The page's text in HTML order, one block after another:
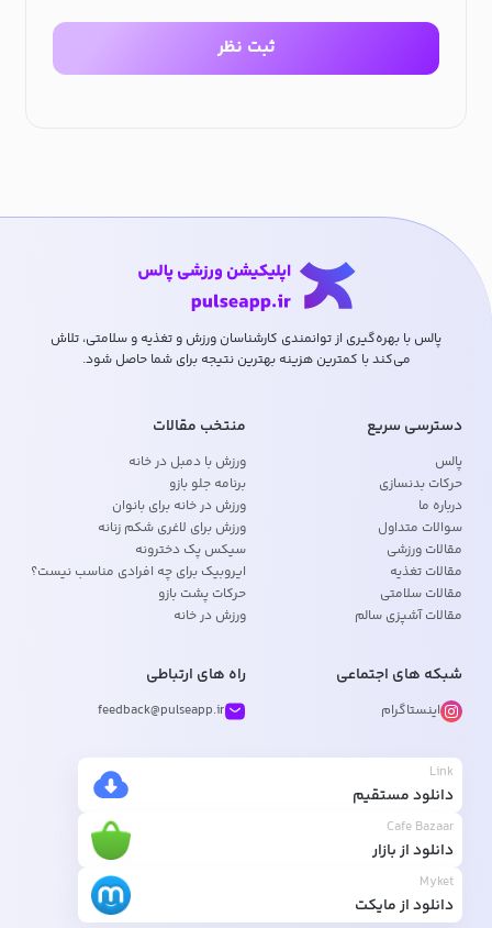
ثبت نظر
پالس با بهره‌گیری از توانمندی کارشناسان ورزش و تغذیه و سلامتی، تلاش
می‌کند با کمترین هزینه بهترین نتیجه برای شما حاصل شود.
دسترسی سریع
پالس
حرکات بدنسازی
درباره ما
سوالات متداول
مقالات ورزشی
مقالات تغذیه
مقالات سلامتی
مقالات آشپزی سالم
منتخب مقالات
ورزش با دمبل در خانه
برنامه جلو بازو
ورزش در خانه برای بانوان
ورزش برای لاغری شکم زنانه
سیکس پک دخترونه
ایروبیک برای چه افرادی مناسب نیست؟
حرکات پشت بازو
ورزش در خانه
شبکه های اجتماعی
اینستاگرام
راه های ارتباطی
feedback@pulseapp.ir
Link
دانلود مستقیم
Cafe Bazaar
دانلود از بازار
Myket
دانلود از مایکت